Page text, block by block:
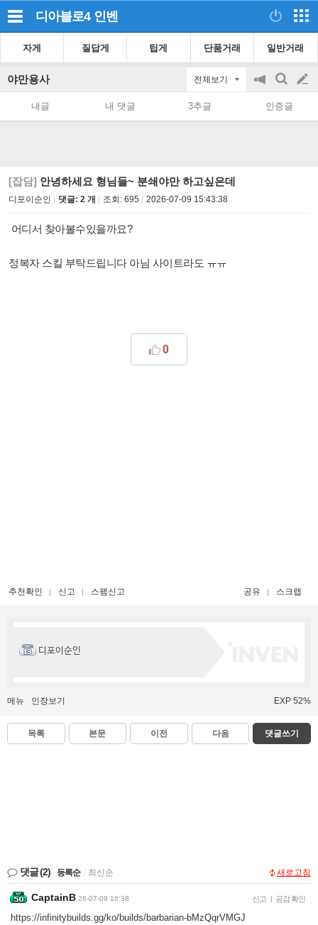
디아블로4 인벤
자게 질답게 팁게 단품거래 일반거래
야만용사 전체보기
공
on/off
검
색
글
쓰
내글 내 댓글 3추글 인증글
[잡담] 안녕하세요 형님들~ 분쇄야만 하고싶은데
디포이순인 댓글: 2 개 조회: 695 2026-07-09 15:43:38
어디서 찾아볼수있을까요?
정복자 스킬 부탁드립니다 아님 사이트라도 ㅠㅠ
0
추천확인 신고 스팸신고 공유 스크랩
디포이순인
메뉴 인장보기 EXP 52%
목록 본문 이전 다음 댓글쓰기
댓글(2) 등록순 최신순 새로고침
CaptainB 26-07-09 16:38 신고 | 공감 확인
https://infinitybuilds.gg/ko/builds/barbarian-bMzQqrVMGJ